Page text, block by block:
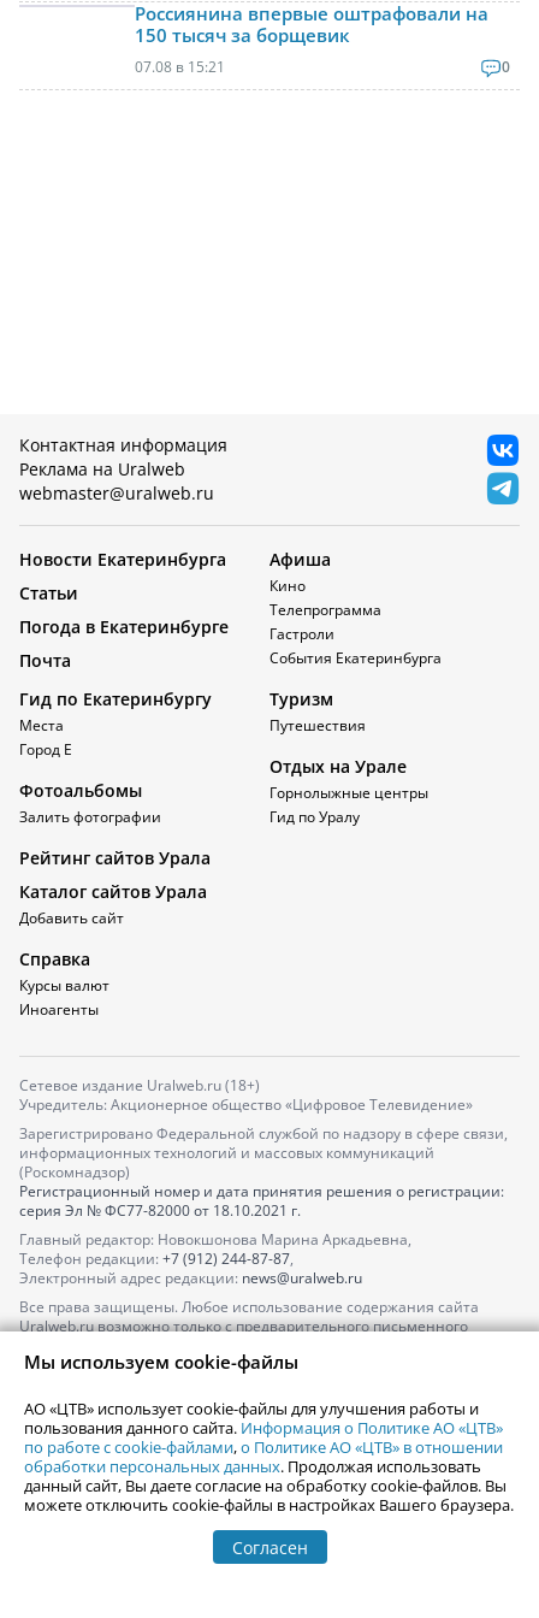
Россиянина впервые оштрафовали на
150 тысяч за борщевик
07.08 в 15:21 0
Контактная информация
Реклама на Uralweb
webmaster@uralweb.ru
Новости Екатеринбурга
Статьи
Погода в Екатеринбурге
Почта
Афиша
Кино
Телепрограмма
Гастроли
События Екатеринбурга
Гид по Екатеринбургу
Места
Город Е
Фотоальбомы
Залить фотографии
Туризм
Путешествия
Отдых на Урале
Горнолыжные центры
Гид по Уралу
Рейтинг сайтов Урала
Каталог сайтов Урала
Добавить сайт
Справка
Курсы валют
Иноагенты
Сетевое издание Uralweb.ru (18+)
Учредитель: Акционерное общество «Цифровое Телевидение»
Зарегистрировано Федеральной службой по надзору в сфере связи,
информационных технологий и массовых коммуникаций
(Роскомнадзор)
Регистрационный номер и дата принятия решения о регистрации:
серия Эл № ФС77-82000от 18.10.2021 г.
Главный редактор: Новокшонова Марина Аркадьевна,
Телефон редакции: +7 (912) 244-87-87,
Электронный адрес редакции: news@uralweb.ru
Все права защищены. Любое использование содержания сайта
Uralweb.ru возможно только с предварительного письменного
По вопросам размещения рекламы обращайтесь по тел.
По вопросам размещения информации в разделе «Афиша»
afisha@uralweb.ru
Пользовательское соглашение на использование сайта
Политика АО «ЦТВ» в отношении обработки персональных данных
Мы используем cookie-файлы
АО «ЦТВ» использует cookie-файлы для улучшения работы и
пользования данного сайта. Информация о Политике АО «ЦТВ»
по работе с cookie-файлами,о Политике АО «ЦТВ» в отношении
обработки персональных данных. Продолжая использовать
данный сайт, Вы даете согласие на обработку cookie-файлов. Вы
можете отключить cookie-файлы в настройках Вашего браузера.
Согласен